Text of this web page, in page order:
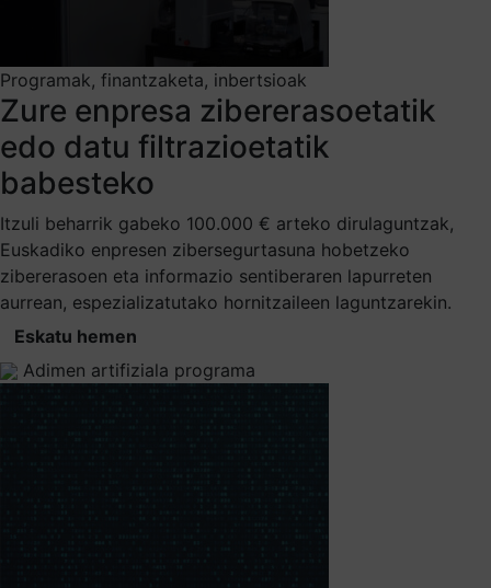
Programak, finantzaketa, inbertsioak
Zure enpresa zibererasoetatik
edo datu filtrazioetatik
babesteko
Itzuli beharrik gabeko 100.000 € arteko dirulaguntzak,
Euskadiko enpresen zibersegurtasuna hobetzeko
zibererasoen eta informazio sentiberaren lapurreten
aurrean, espezializatutako hornitzaileen laguntzarekin.
Eskatu hemen
Adimen artifiziala programa